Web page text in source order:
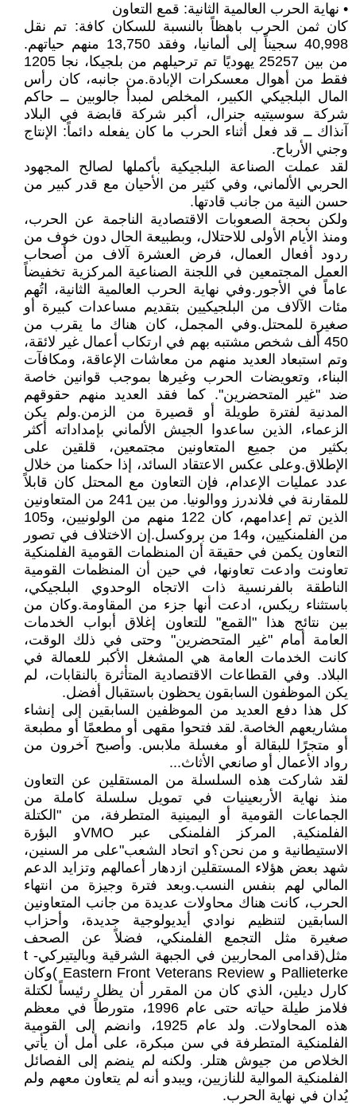
• نهاية الحرب العالمية الثانية: قمع التعاون
كان ثمن الحرب باهظاً بالنسبة للسكان كافة: تم نقل
40,998 سجيناً إلى ألمانيا، وفقد 13,750 منهم حياتهم.
من بين 25257 يهوديًا تم ترحيلهم من بلجيكا، نجا 1205
فقط من أهوال معسكرات الإبادة.من جانبه، كان رأس
المال البلجيكي الكبير، المخلص لمبدأ جالوبين ــ حاكم
شركة سوسيتيه جنرال، أكبر شركة قابضة في البلاد
آنذاك ــ قد فعل أثناء الحرب ما كان يفعله دائماً: الإنتاج
وجني الأرباح.
لقد عملت الصناعة البلجيكية بأكملها لصالح المجهود
الحربي الألماني، وفي كثير من الأحيان مع قدر كبير من
حسن النية من جانب قادتها.
ولكن بحجة الصعوبات الاقتصادية الناجمة عن الحرب،
ومنذ الأيام الأولى للاحتلال، وبطبيعة الحال دون خوف من
ردود أفعال العمال، فرض العشرة آلاف من أصحاب
العمل المجتمعين في اللجنة الصناعية المركزية تخفيضاً
عاماً في الأجور.وفي نهاية الحرب العالمية الثانية، اتُهم
مئات الآلاف من البلجيكيين بتقديم مساعدات كبيرة أو
صغيرة للمحتل.وفي المجمل، كان هناك ما يقرب من
450 ألف شخص مشتبه بهم في ارتكاب أعمال غير لائقة،
وتم استبعاد العديد منهم من معاشات الإعاقة، ومكافآت
البناء، وتعويضات الحرب وغيرها بموجب قوانين خاصة
ضد "غير المتحضرين". كما فقد العديد منهم حقوقهم
المدنية لفترة طويلة أو قصيرة من الزمن.ولم يكن
الزعماء، الذين ساعدوا الجيش الألماني بإمداداته أكثر
بكثير من جميع المتعاونين مجتمعين، قلقين على
الإطلاق.وعلى عكس الاعتقاد السائد، إذا حكمنا من خلال
عدد عمليات الإعدام، فإن التعاون مع المحتل كان قابلاً
للمقارنة في فلاندرز ووالونيا. من بين 241 من المتعاونين
الذين تم إعدامهم، كان 122 منهم من الولونيين، و105
من الفلمنكيين، و14 من بروكسل.إن الاختلاف في تصور
التعاون يكمن في حقيقة أن المنظمات القومية الفلمنكية
تعاونت وادعت تعاونها، في حين أن المنظمات القومية
الناطقة بالفرنسية ذات الاتجاه الوحدوي البلجيكي،
باستثناء ريكس، ادعت أنها جزء من المقاومة.وكان من
بين نتائج هذا "القمع" للتعاون إغلاق أبواب الخدمات
العامة أمام "غير المتحضرين" وحتى في ذلك الوقت،
كانت الخدمات العامة هي المشغل الأكبر للعمالة في
البلاد. وفي القطاعات الاقتصادية المتأثرة بالنقابات، لم
يكن الموظفون السابقون يحظون باستقبال أفضل.
كل هذا دفع العديد من الموظفين السابقين إلى إنشاء
مشاريعهم الخاصة. لقد فتحوا مقهى أو مطعمًا أو مطبعة
أو متجرًا للبقالة أو مغسلة ملابس. وأصبح آخرون من
رواد الأعمال أو صانعي الأثاث...
لقد شاركت هذه السلسلة من المستقلين عن التعاون
منذ نهاية الأربعينيات في تمويل سلسلة كاملة من
الجماعات القومية أو اليمينية المتطرفة، من "الكتلة
الفلمنكية, المركز الفلمنكى عبر VMOو البؤرة
الاستيطانية و من نحن؟و اتحاد الشعب"على مر السنين،
شهد بعض هؤلاء المستقلين ازدهار أعمالهم وتزايد الدعم
المالي لهم بنفس النسب.وبعد فترة وجيزة من انتهاء
الحرب، كانت هناك محاولات عديدة من جانب المتعاونين
السابقين لتنظيم نوادي أيديولوجية جديدة، وأحزاب
صغيرة مثل التجمع الفلمنكي، فضلاً عن الصحف
مثل(قدامى المحاربين في الجبهة الشرقية وباليتيركي- t
Pallieterke و Eastern Front Veterans Review )وكان
كارل ديلين، الذي كان من المقرر أن يظل رئيساً لكتلة
فلامز طيلة حياته حتى عام 1996، متورطاً في معظم
هذه المحاولات. ولد عام 1925، وانضم إلى القومية
الفلمنكية المتطرفة في سن مبكرة، على أمل أن يأتي
الخلاص من جيوش هتلر. ولكنه لم ينضم إلى الفصائل
الفلمنكية الموالية للنازيين، ويبدو أنه لم يتعاون معهم ولم
يُدان في نهاية الحرب.